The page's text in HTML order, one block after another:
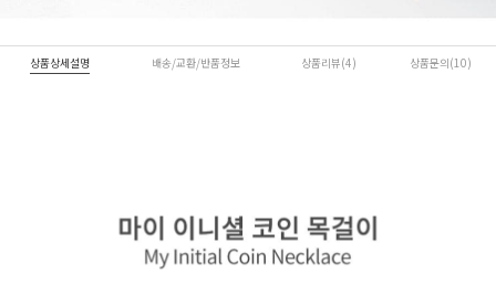
상품상세설명 배송/교환/반품정보 상품리뷰(4) 상품문의(10)